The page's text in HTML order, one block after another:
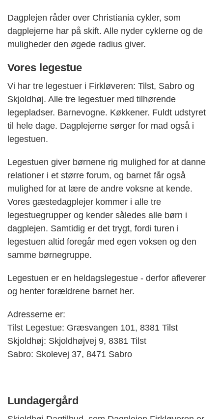
Dagplejen råder over Christiania cykler, som
dagplejerne har på skift. Alle nyder cyklerne og de
muligheder den øgede radius giver.
Vores legestue
Vi har tre legestuer i Firkløveren: Tilst, Sabro og
Skjoldhøj. Alle tre legestuer med tilhørende
legepladser. Barnevogne. Køkkener. Fuldt udstyret
til hele dage. Dagplejerne sørger for mad også i
legestuen.
Legestuen giver børnene rig mulighed for at danne
relationer i et større forum, og barnet får også
mulighed for at lære de andre voksne at kende.
Vores gæstedagplejer kommer i alle tre
legestuegrupper og kender således alle børn i
dagplejen. Samtidig er det trygt, fordi turen i
legestuen altid foregår med egen voksen og den
samme børnegruppe.
Legestuen er en heldagslegestue - derfor afleverer
og henter forældrene barnet her.
Adresserne er:
Tilst Legestue: Græsvangen 101, 8381 Tilst
Skjoldhøj: Skjoldhøjvej 9, 8381 Tilst
Sabro: Skolevej 37, 8471 Sabro
Lundagergård